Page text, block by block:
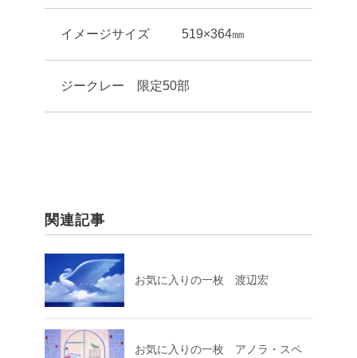
イメージサイズ 519×364㎜
ジークレー 限定50部
関連記事
お気に入りの一枚 渡辺宏
お気に入りの一枚 アノラ・スペ